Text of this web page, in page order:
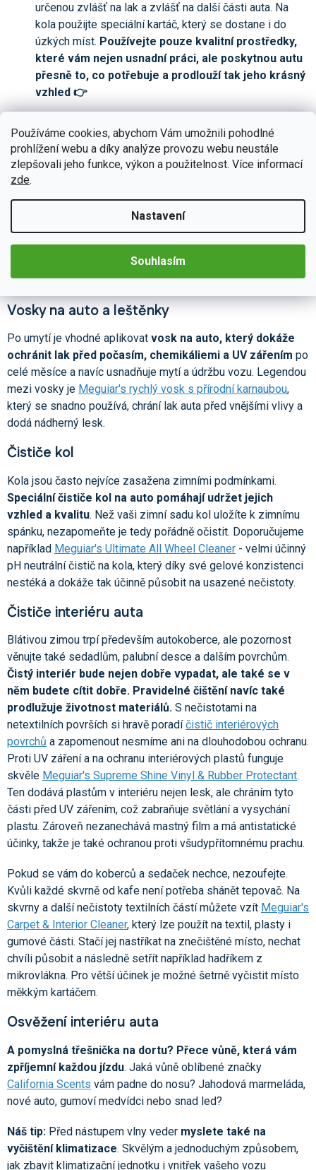
Používáme cookies, abychom Vám umožnili pohodlné
prohlížení webu a díky analýze provozu webu neustále
zlepšovali jeho funkce, výkon a použitelnost. Více informací
zde.
Nastavení
Souhlasím
určenou zvlášť na lak a zvlášť na další části auta. Na
kola použijte speciální kartáč, který se dostane i do
úzkých míst. Používejte pouze kvalitní prostředky,
které vám nejen usnadní práci, ale poskytnou autu
přesně to, co potřebuje a prodlouží tak jeho krásný
vzhled 👉
Odstranění bláta, prachu a dalších nečistot z karoserie je
zásadní pro prevenci koroze a ochranu laku. Použití
profesionálních
šetrné čištění.
Náš tip:Chcete být na jaro a léto opravdu připraveni? Pak
určitě mějte v zásoběMeguiar’s Heavy Duty Bug Remover
odstraňovač hmyzu a asfaltu
zároveň šetrný k laku, chromovým částem, plastům i kovům.
Vosky na auto a leštěnky
Po umytí je vhodné aplikovat vosk na auto, který dokáže
ochránit lak před počasím, chemikáliemi a UV zářením po
celé měsíce a navíc usnadňuje mytí a údržbu vozu. Legendou
mezi vosky je Meguiar's rychlý vosk s přírodní karnaubou,
který se snadno používá, chrání lak auta před vnějšími vlivy a
dodá nádherný lesk.
Čističe kol
Kola jsou často nejvíce zasažena zimními podmínkami.
Speciální čističe kol na auto pomáhají udržet jejich
vzhled a kvalitu. Než vaši zimní sadu kol uložíte k zimnímu
spánku, nezapomeňte je tedy pořádně očistit. Doporučujeme
například Meguiar's Ultimate All Wheel Cleaner - velmi účinný
pH neutrální čistič na kola, který díky své gelové konzistenci
nestéká a dokáže tak účinně působit na usazené nečistoty.
Čističe interiéru auta
Blátivou zimou trpí především autokoberce, ale pozornost
věnujte také sedadlům, palubní desce a dalším povrchům.
Čistý interiér bude nejen dobře vypadat, ale také se v
něm budete cítit dobře. Pravidelné čištění navíc také
prodlužuje životnost materiálů. S nečistotami na
netextilních površích si hravě poradíčistič interiérových
povrchů a zapomenout nesmíme ani na dlouhodobou ochranu.
Proti UV záření a na ochranu interiérových plastů funguje
skvěle Meguiar's Supreme Shine Vinyl & Rubber Protectant.
Ten dodává plastům v interiéru nejen lesk, ale chráním tyto
části před UV zářením, což zabraňuje světlání a vysychání
plastu. Zároveň nezanechává mastný film a má antistatické
účinky, takže je také ochranou proti všudypřítomnému prachu.
Pokud se vám do koberců a sedaček nechce, nezoufejte.
Kvůli každé skvrně od kafe není potřeba shánět tepovač. Na
skvrny a další nečistoty textilních částí můžete vzít Meguiar's
Carpet & Interior Cleaner, který lze použít na textil, plasty i
gumové části. Stačí jej nastříkat na znečištěné místo, nechat
chvíli působit a následně setřít například hadříkem z
mikrovlákna. Pro větší účinek je možné šetrně vyčistit místo
měkkým kartáčem.
Osvěžení interiéru auta
A pomyslná třešnička na dortu? Přece vůně, která vám
zpříjemní každou jízdu. Jaká vůně oblíbené značky
California Scents vám padne do nosu? Jahodová marmeláda,
nové auto, gumoví medvídci nebo snad led?
Náš tip: Před nástupem vlny veder myslete také na
vyčištění klimatizace. Skvělým a jednoduchým způsobem,
jak zbavit klimatizační jednotku i vnitřek vašeho vozu